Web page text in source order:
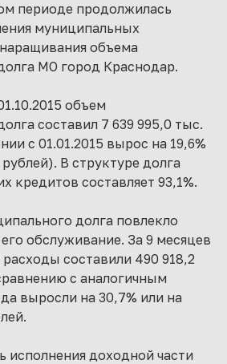
периоде продолжилась
муниципальных
объема
МО город Краснодар.
объем
составил 7 639 995,0 тыс.
с 01.01.2015 вырос на 19,6%
В структуре долга
кредитов составляет 93,1%.
долга повлекло
обслуживание. За 9 месяцев
составили 490 918,2
с аналогичным
выросли на 30,7% или на
исполнения доходной части